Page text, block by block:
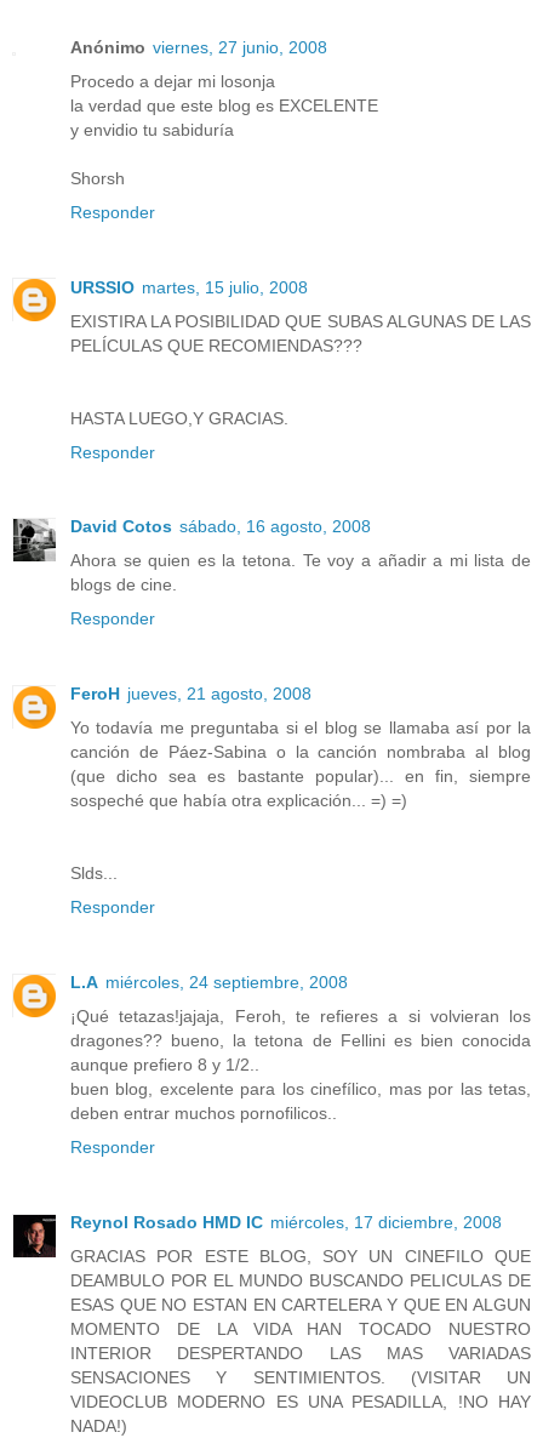
Anónimo viernes, 27 junio, 2008
Procedo a dejar mi losonja
la verdad que este blog es EXCELENTE
y envidio tu sabiduría
Shorsh
Responder
URSSIO martes, 15 julio, 2008
EXISTIRA LA POSIBILIDAD QUE SUBAS ALGUNAS DE LAS
PELÍCULAS QUE RECOMIENDAS???
HASTA LUEGO,Y GRACIAS.
Responder
David Cotos sábado, 16 agosto, 2008
Ahora se quien es la tetona. Te voy a añadir a mi lista de
blogs de cine.
Responder
FeroH jueves, 21 agosto, 2008
Yo todavía me preguntaba si el blog se llamaba así por la
canción de Páez-Sabina o la canción nombraba al blog
(que dicho sea es bastante popular)... en fin, siempre
sospeché que había otra explicación... =) =)
Slds...
Responder
L.A miércoles, 24 septiembre, 2008
¡Qué tetazas!jajaja, Feroh, te refieres a si volvieran los
dragones?? bueno, la tetona de Fellini es bien conocida
aunque prefiero 8 y 1/2..
buen blog, excelente para los cinefílico, mas por las tetas,
deben entrar muchos pornofilicos..
Responder
Reynol Rosado HMD IC miércoles, 17 diciembre, 2008
GRACIAS POR ESTE BLOG, SOY UN CINEFILO QUE
DEAMBULO POR EL MUNDO BUSCANDO PELICULAS DE
ESAS QUE NO ESTAN EN CARTELERA Y QUE EN ALGUN
MOMENTO DE LA VIDA HAN TOCADO NUESTRO
INTERIOR DESPERTANDO LAS MAS VARIADAS
SENSACIONES Y SENTIMIENTOS. (VISITAR UN
VIDEOCLUB MODERNO ES UNA PESADILLA, !NO HAY
NADA!)